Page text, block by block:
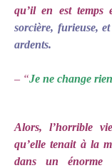
qu’il en est temps
sorcière, furieuse,
ardents.
– “Je ne change
Alors, l’horrible
qu’elle tenait à la
dans un énorme